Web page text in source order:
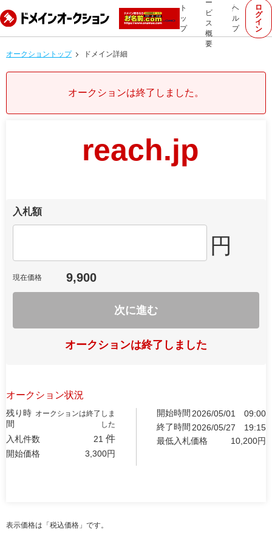
ト
ッ
プ
ー
ビ
ス
概
要
ヘ
ル
プ
ロ
グ
イ
ン
オークショントップ ドメイン詳細
オークションは終了しました。
reach.jp
入札額
円
現在価格 9,900
次に進む
オークションは終了しました
オークション状況
残り時
間
オークションは終了しま
した
入札件数 21 件
開始価格 3,300円
開始時間 2026/05/01
09:00
終了時間 2026/05/27
19:15
最低入札価格
10,200円
表示価格は「税込価格」です。